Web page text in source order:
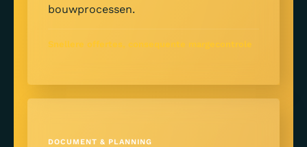
bouwprocessen.
Snellere offertes, consequente margecontrole
DOCUMENT & PLANNING